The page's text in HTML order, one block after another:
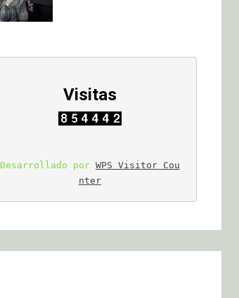
Visitas
Desarrollado por WPS Visitor Cou
nter